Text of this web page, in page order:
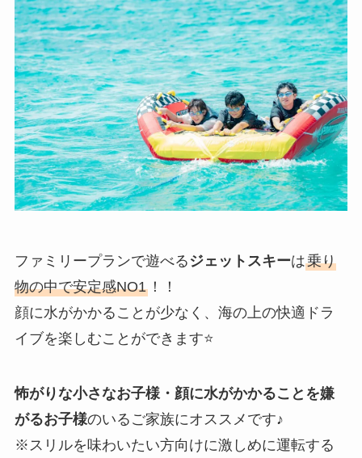
ファミリープランで遊べる ジェットスキーは乗り
物の中で安定感NO1！！
顔に水がかかることが少なく、海の上の快適ドラ
イブを楽しむことができます⭐️
怖がりな小さなお子様・顔に水がかかることを嫌
がるお子様のいるご家族にオススメです♪
※スリルを味わいたい方向けに激しめに運転する